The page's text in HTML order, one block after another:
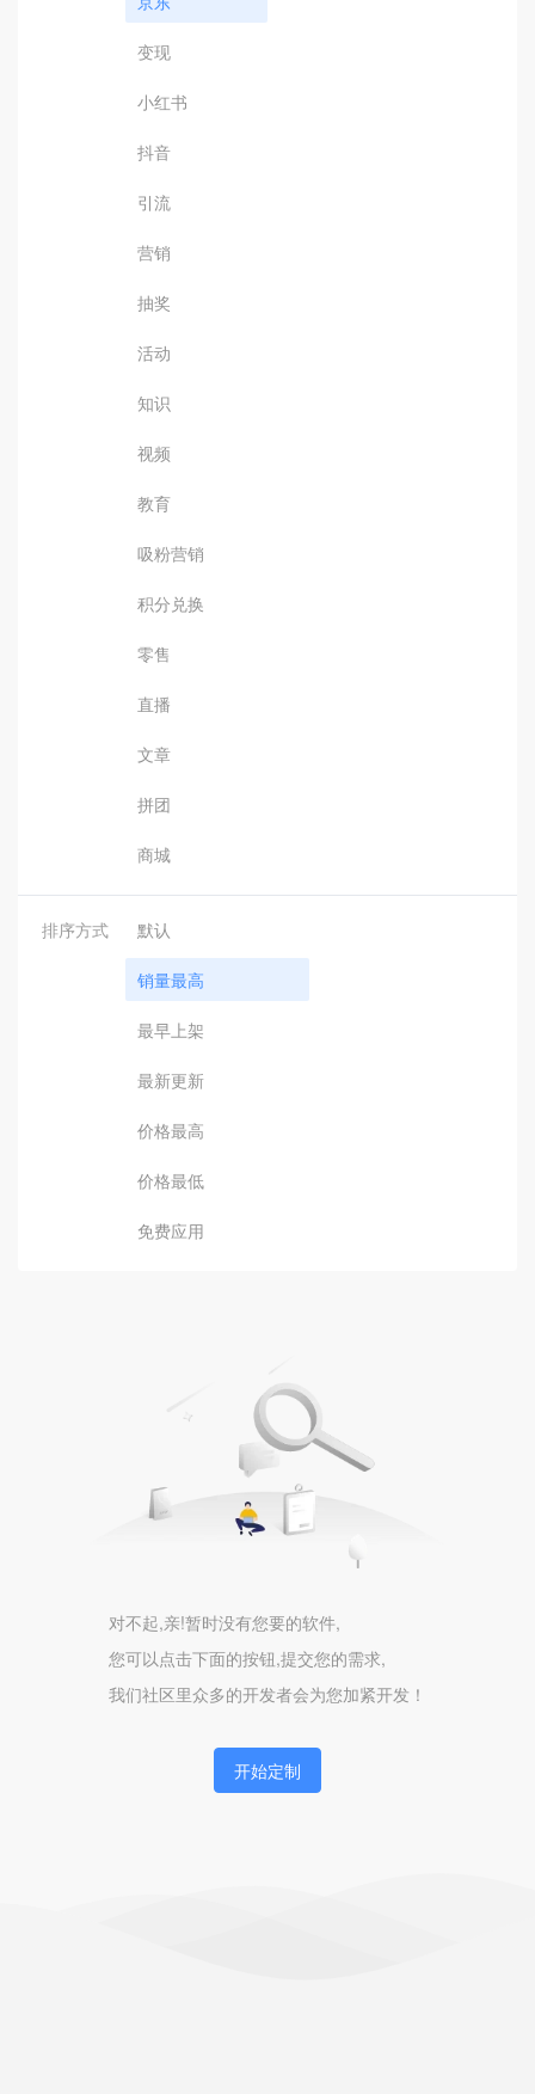
变现
小红书
抖音
引流
营销
抽奖
活动
知识
视频
教育
吸粉营销
积分兑换
零售
直播
文章
拼团
商城
排序方式 默认
销量最高
最早上架
最新更新
价格最高
价格最低
免费应用
对不起,亲!暂时没有您要的软件,
您可以点击下面的按钮,提交您的需求,
我们社区里众多的开发者会为您加紧开发！
开始定制